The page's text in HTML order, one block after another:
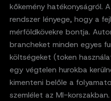
kőkemény hatékonyságról.
rendszer lényege, hogy a
mérföldkövekre bontja.
brancheket minden egyes
költségeket (token
egy végtelen hurokba
kimenteni belőle a
szemlélet az MI-korszakban.